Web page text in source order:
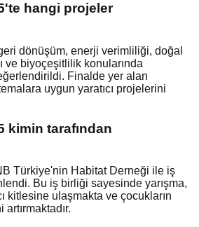
hangi projeler
dönüşüm, enerji verimliliği, doğal
ve biyoçeşitlilik konularında
Finalde yer alan
uygun yaratıcı projelerini
kimin tarafından
Türkiye'nin Habitat Derneği ile iş
Bu iş birliği sayesinde yarışma,
kitlesine ulaşmakta ve çocukların